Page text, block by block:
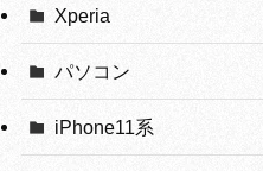
Xperia
パソコン
iPhone11系